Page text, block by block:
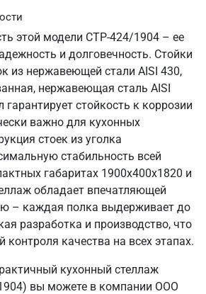
этой модели СТР-424/1904 – ее
и долговечность. Стойки
из нержавеющей стали AISI 430,
нержавеющая сталь AISI
стойкость к коррозии
важно для кухонных
стоек из уголка
стабильность всей
габаритах 1900х400х1820 и
обладает впечатляющей
– каждая полка выдерживает до
разработка и производство, что
контроля качества на всех этапах.
кухонный стеллаж
вы можете в компании ООО